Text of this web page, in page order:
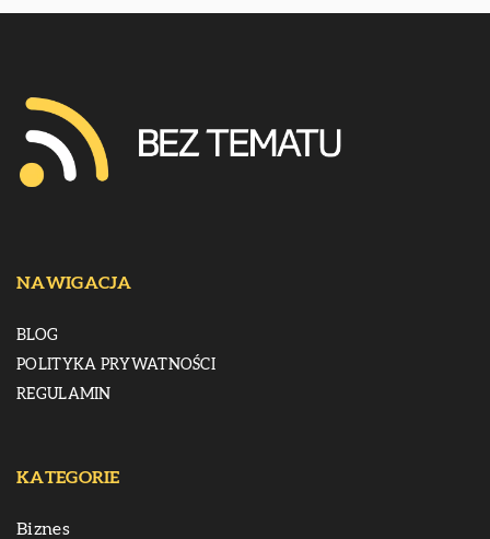
NAWIGACJA
BLOG
POLITYKA PRYWATNOŚCI
REGULAMIN
KATEGORIE
Biznes